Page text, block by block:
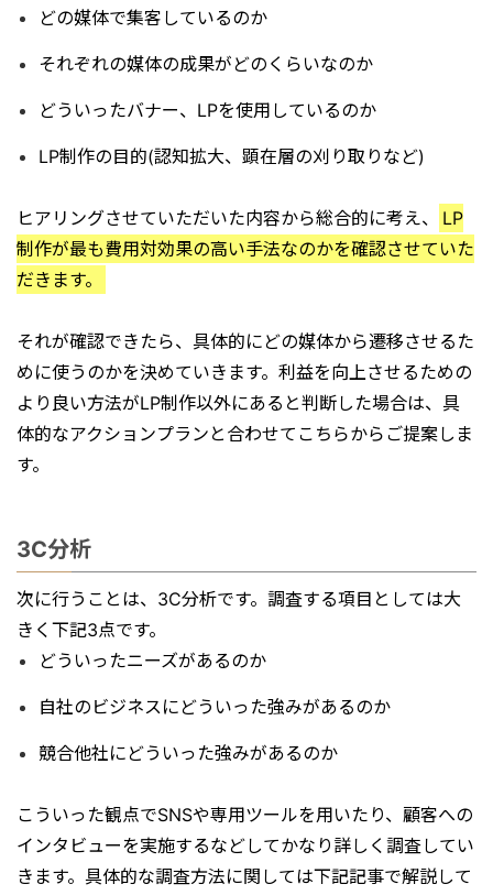
どの媒体で集客しているのか
それぞれの媒体の成果がどのくらいなのか
どういったバナー、LPを使用しているのか
LP制作の目的(認知拡大、顕在層の刈り取りなど)
ヒアリングさせていただいた内容から総合的に考え、
LP
制作が最も費用対効果の高い手法なのかを確認させていた
だきます。
それが確認できたら、具体的にどの媒体から遷移させるた
めに使うのかを決めていきます。利益を向上させるための
より良い方法がLP制作以外にあると判断した場合は、具
体的なアクションプランと合わせてこちらからご提案しま
す。
3C分析
次に行うことは、3C分析です。調査する項目としては大
きく下記3点です。
どういったニーズがあるのか
自社のビジネスにどういった強みがあるのか
競合他社にどういった強みがあるのか
こういった観点でSNSや専用ツールを用いたり、顧客への
インタビューを実施するなどしてかなり詳しく調査してい
きます。具体的な調査方法に関しては下記記事で解説して